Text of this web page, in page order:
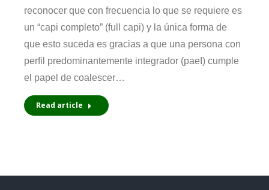
reconocer que con frecuencia lo que se requiere es
un “capi completo” (full capi) y la única forma de
que esto suceda es gracias a que una persona con
perfil predominantemente integrador (paeI) cumple
el papel de coalescer…
Read article